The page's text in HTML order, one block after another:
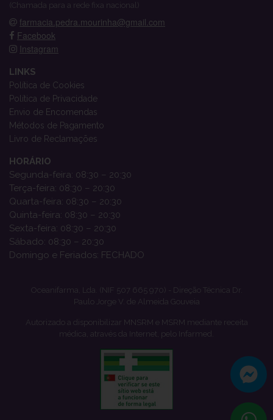
(Chamada para a rede fixa nacional)
farmacia.pedra.mourinha@gmail.com
Facebook
Instagram
LINKS
Política de Cookies
Política de Privacidade
Envio de Encomendas
Métodos de Pagamento
Livro de Reclamações
HORÁRIO
Segunda-feira: 08:30 – 20:30
Terça-feira: 08:30 – 20:30
Quarta-feira: 08:30 – 20:30
Quinta-feira: 08:30 – 20:30
Sexta-feira: 08:30 – 20:30
Sábado: 08:30 – 20:30
Domingo e Feriados: FECHADO
Oceanifarma, Lda. (NIF 507 665 970) - Direção Técnica Dr.
Paulo Jorge V. de Almeida Gouveia
Autorizado a disponibilizar MNSRM e MSRM mediante receita
médica, através da Internet, pelo Infarmed.